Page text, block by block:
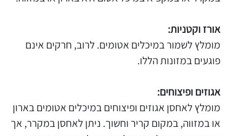
אורז וקטניות:
מומלץ לשמור במיכלים אטומים. לרוב, חרקים אינם
פוגעים במזונות הללו.
אגוזים ופיצוחים:
מומלץ לאחסן אגוזים ופיצוחים במיכלים אטומים בארון
או במזווה, במקום קריר וחשוך. ניתן לאחסן במקרר, אך